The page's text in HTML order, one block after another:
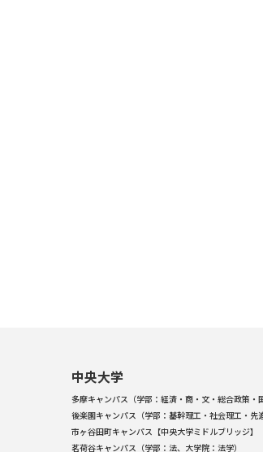
中央大学
多摩キャンパス（学部：経済・商・文・総合政策・
後楽園キャンパス（学部：基幹理工・社会理工・先
市ヶ谷田町キャンパス【中央大学ミドルブリッジ】
茗荷谷キャンパス（学部：法、大学院：法学）